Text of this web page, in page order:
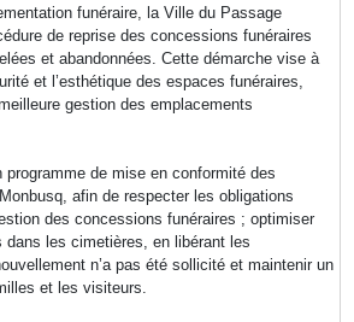
funéraire, la Ville du Passage
de reprise des concessions funéraires
et abandonnées. Cette démarche vise à
et l’esthétique des espaces funéraires,
gestion des emplacements
programme de mise en conformité des
afin de respecter les obligations
des concessions funéraires ; optimiser
dans les cimetières, en libérant les
n’a pas été sollicité et maintenir un
et les visiteurs.